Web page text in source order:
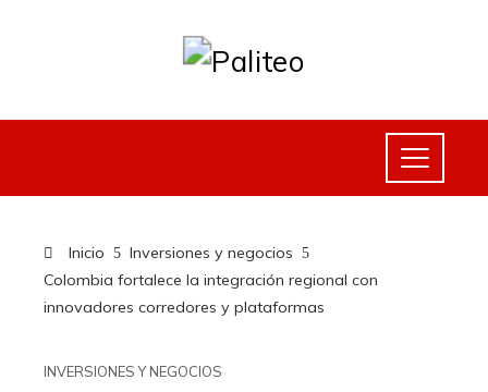
Inicio
Inversiones y negocios
Colombia fortalece la integración regional con
innovadores corredores y plataformas
INVERSIONES Y NEGOCIOS